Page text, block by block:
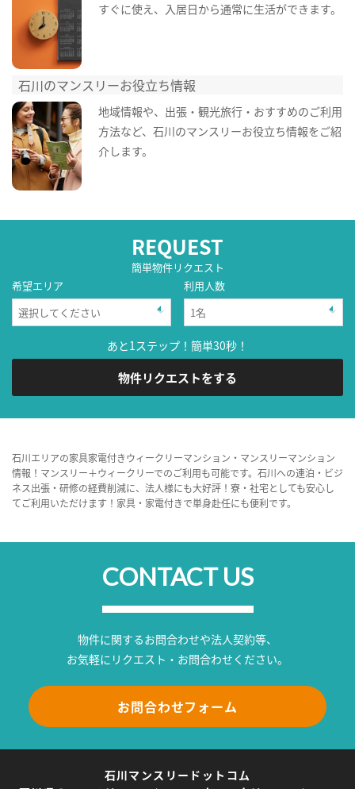
すぐに使え、入居日から通常に生活ができます。
石川のマンスリーお役立ち情報
地域情報や、出張・観光旅行・おすすめのご利用
方法など、石川のマンスリーお役立ち情報をご紹
介します。
REQUEST
簡単物件リクエスト
希望エリア
利用人数
あと1ステップ！簡単30秒！
物件リクエストをする
石川エリアの家具家電付きウィークリーマンション・マンスリーマンション
情報！マンスリー＋ウィークリーでのご利用も可能です。石川への連泊・ビジ
ネス出張・研修の経費削減に、法人様にも大好評！寮・社宅としても安心し
てご利用いただけます！家具・家電付きで単身赴任にも便利です。
CONTACT US
物件に関するお問合わせや法人契約等、
お気軽にリクエスト・お問合わせください。
お問合わせフォーム
石川マンスリードットコム